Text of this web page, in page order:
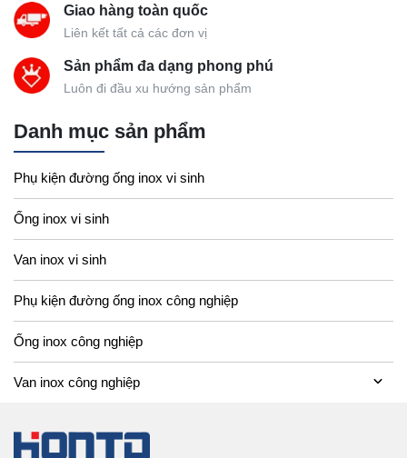
Giao hàng toàn quốc
Liên kết tất cả các đơn vị
Sản phẩm đa dạng phong phú
Luôn đi đầu xu hướng sản phẩm
Danh mục sản phẩm
Phụ kiện đường ống inox vi sinh
Ống inox vi sinh
Van inox vi sinh
Phụ kiện đường ống inox công nghiệp
Ống inox công nghiệp
Van inox công nghiệp